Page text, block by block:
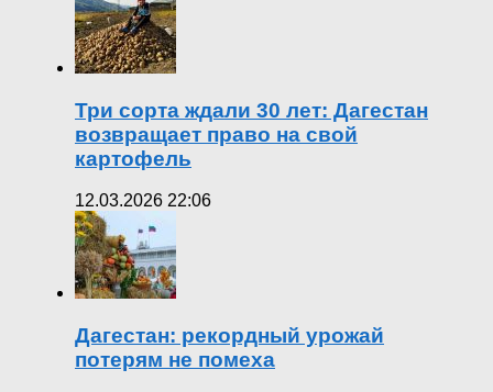
Три сорта ждали 30 лет: Дагестан
возвращает право на свой
картофель
12.03.2026 22:06
Дагестан: рекордный урожай
потерям не помеха